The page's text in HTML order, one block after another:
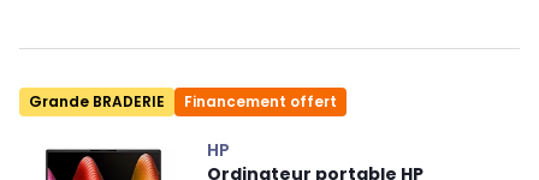
Grande BRADERIE Financement offert
HP
Ordinateur portable HP